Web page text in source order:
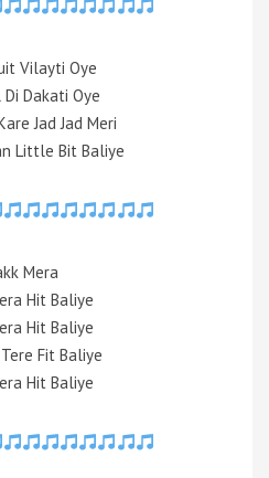
Vilayti Oye
Dakati Oye
Jad Jad Meri
Little Bit Baliye
Mera
Hit Baliye
Hit Baliye
Fit Baliye
Hit Baliye